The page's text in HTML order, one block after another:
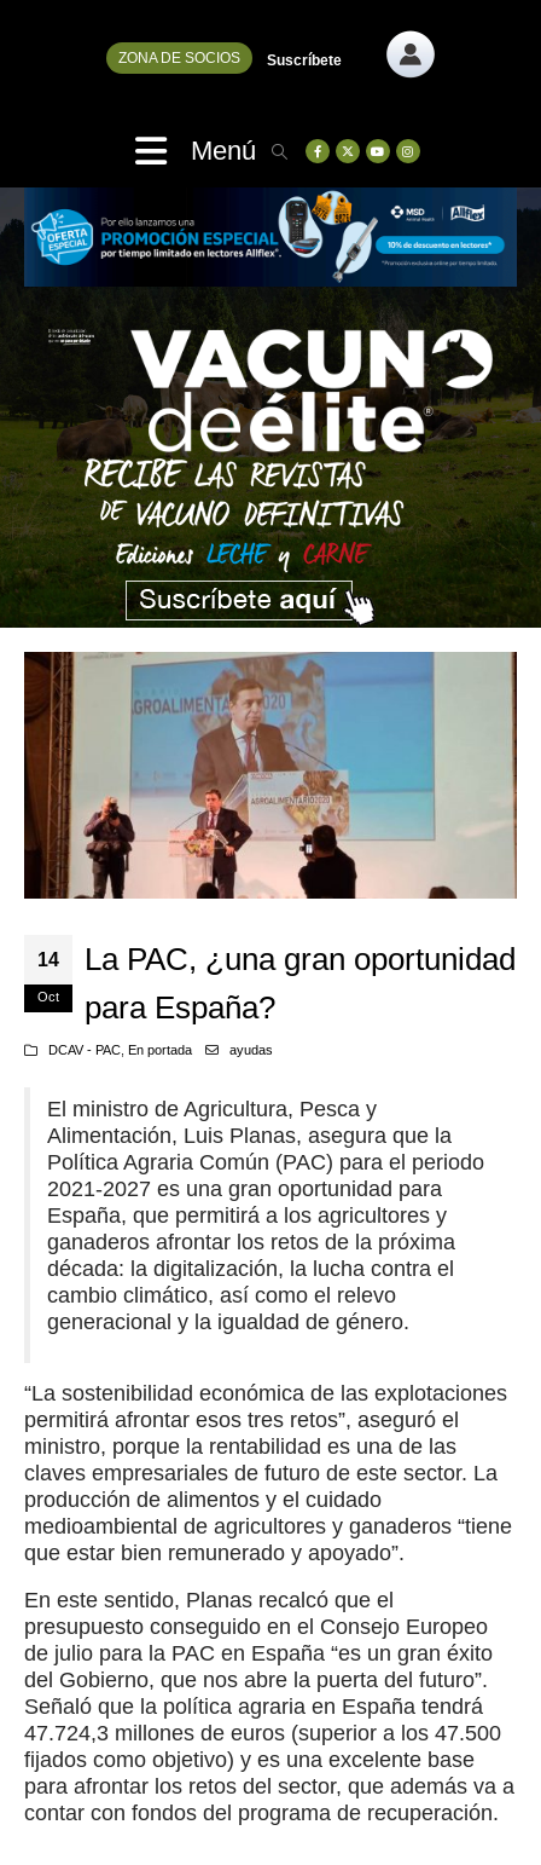
ZONA DE SOCIOS Suscríbete
Menú
14
Oct
La PAC, ¿una gran oportunidad
para España?
DCAV - PAC, En portada ayudas
El ministro de Agricultura, Pesca y
Alimentación, Luis Planas, asegura que la
Política Agraria Común (PAC) para el periodo
2021-2027 es una gran oportunidad para
España, que permitirá a los agricultores y
ganaderos afrontar los retos de la próxima
década: la digitalización, la lucha contra el
cambio climático, así como el relevo
generacional y la igualdad de género.
“La sostenibilidad económica de las explotaciones
permitirá afrontar esos tres retos”, aseguró el
ministro, porque la rentabilidad es una de las
claves empresariales de futuro de este sector. La
producción de alimentos y el cuidado
medioambiental de agricultores y ganaderos “tiene
que estar bien remunerado y apoyado”.
En este sentido, Planas recalcó que el
presupuesto conseguido en el Consejo Europeo
de julio para la PAC en España “es un gran éxito
del Gobierno, que nos abre la puerta del futuro”.
Señaló que la política agraria en España tendrá
47.724,3 millones de euros (superior a los 47.500
fijados como objetivo) y es una excelente base
para afrontar los retos del sector, que además va a
contar con fondos del programa de recuperación.